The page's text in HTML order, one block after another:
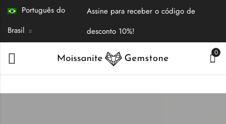
Português do
Brasil
Assine para receber o código de
desconto 10%!
0